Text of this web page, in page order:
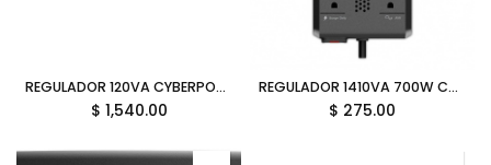
REGULADOR 120VA CYBERPOWER PDU SALIDA NEMA 5-15R x12C PDU15B12R 12M DE GARANTIA
$ 1,540.00
REGULADOR 1410VA 700W CDP RAVR1408 8C 12M DE GARANTIA
$ 275.00